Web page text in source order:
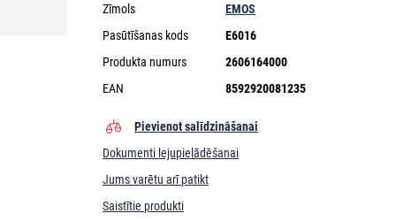
Zīmols
EMOS
Pasūtīšanas kods
E6016
Produkta numurs
2606164000
EAN
8592920081235
Pievienot salīdzināšanai
Dokumenti lejupielādēšanai
Jums varētu arī patikt
Saistītie produkti